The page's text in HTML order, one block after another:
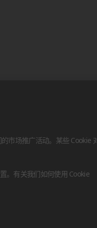
市场推广活动。某些 Cookie
。有关我们如何使用 Cookie